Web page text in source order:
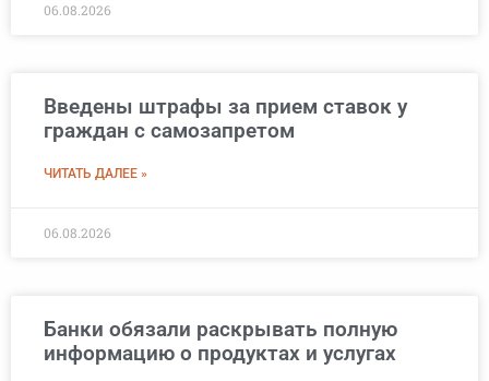
06.08.2026
Введены штрафы за прием ставок у
граждан с самозапретом
ЧИТАТЬ ДАЛЕЕ »
06.08.2026
Банки обязали раскрывать полную
информацию о продуктах и услугах